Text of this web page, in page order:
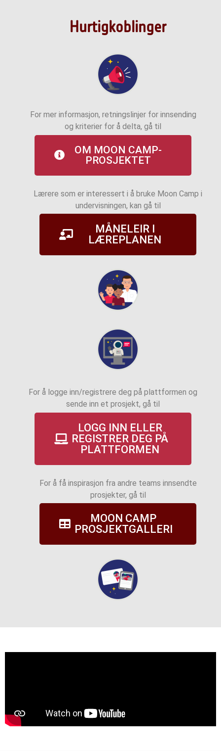
Hurtigkoblinger
For mer informasjon, retningslinjer for innsending
og kriterier for å delta, gå til
OM MOON CAMP-
PROSJEKTET
Lærere som er interessert i å bruke Moon Camp i
undervisningen, kan gå til
MÅNELEIR I
LÆREPLANEN
For å logge inn/registrere deg på plattformen og
sende inn et prosjekt, gå til
LOGG INN ELLER
REGISTRER DEG PÅ
PLATTFORMEN
For å få inspirasjon fra andre teams innsendte
prosjekter, gå til
MOON CAMP
PROSJEKTGALLERI